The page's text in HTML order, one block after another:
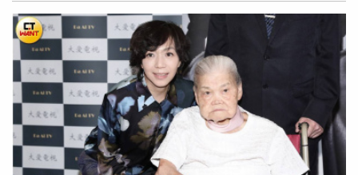
檢警解剖相驗認定，死者致命傷集中於頸部，因大量失血死
亡。案發後警方火速趕抵現場，但林男仍持刀拒絕配合，甚
至一度朝員警揮刀逼近。警方為排除危害、控制現場並搶救
傷者，依法連開4槍制伏，林男左右大腿各中1槍，隨即遭上
銬送醫，住院期間全程由警方戒護。今天上午10時許，林男
辦妥出院手續後，戴著黑色安全帽、坐著輪椅，在警方戒護
下搭車前往新竹地檢署。面對媒體追問「為何殺人」、「有
沒有話要說」等問題，他始終低頭沉默，沒有任何回應，起